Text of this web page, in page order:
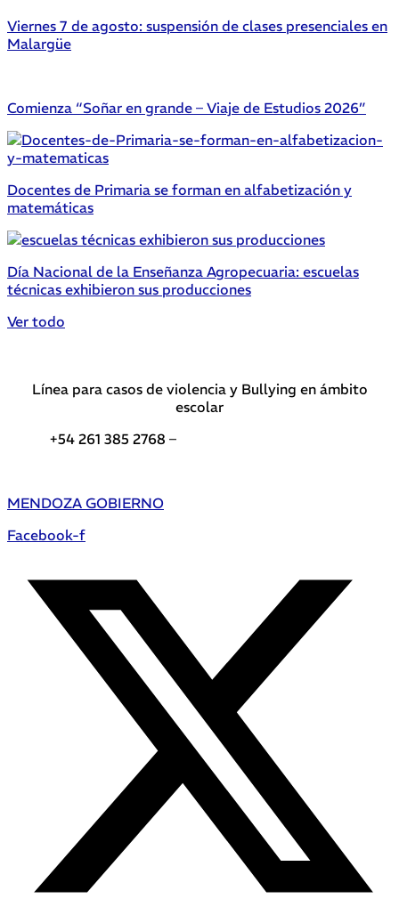
Viernes 7 de agosto: suspensión de clases presenciales en
Malargüe
Comienza “Soñar en grande – Viaje de Estudios 2026”
Docentes de Primaria se forman en alfabetización y
matemáticas
Día Nacional de la Enseñanza Agropecuaria: escuelas
técnicas exhibieron sus producciones
Ver todo
Línea para casos de violencia y Bullying en ámbito
escolar
+54 261 385 2768 –
MENDOZA GOBIERNO
Facebook-f